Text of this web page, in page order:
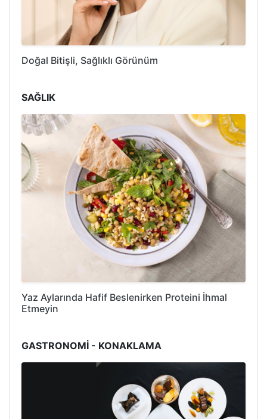
Doğal Bitişli, Sağlıklı Görünüm
SAĞLIK
Yaz Aylarında Hafif Beslenirken Proteini İhmal
Etmeyin
GASTRONOMİ - KONAKLAMA